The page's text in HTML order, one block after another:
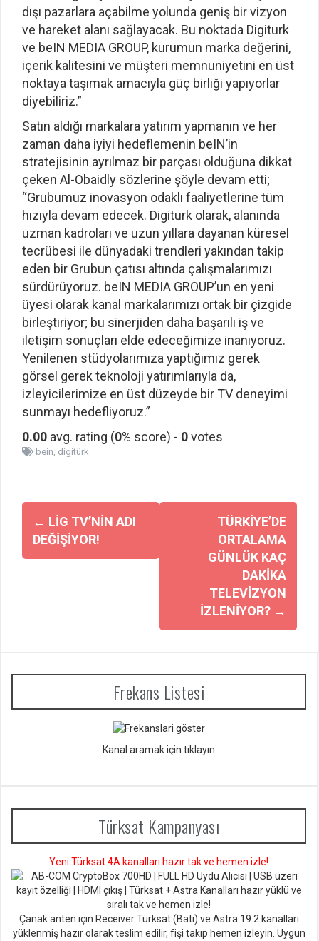
dışı pazarlara açabilme yolunda geniş bir vizyon
ve hareket alanı sağlayacak. Bu noktada Digiturk
ve beIN MEDIA GROUP, kurumun marka değerini,
içerik kalitesini ve müşteri memnuniyetini en üst
noktaya taşımak amacıyla güç birliği yapıyorlar
diyebiliriz.”
Satın aldığı markalara yatırım yapmanın ve her
zaman daha iyiyi hedeflemenin beIN’in
stratejisinin ayrılmaz bir parçası olduğuna dikkat
çeken Al-Obaidly sözlerine şöyle devam etti;
“Grubumuz inovasyon odaklı faaliyetlerine tüm
hızıyla devam edecek. Digiturk olarak, alanında
uzman kadroları ve uzun yıllara dayanan küresel
tecrübesi ile dünyadaki trendleri yakından takip
eden bir Grubun çatısı altında çalışmalarımızı
sürdürüyoruz. beIN MEDIA GROUP’un en yeni
üyesi olarak kanal markalarımızı ortak bir çizgide
birleştiriyor; bu sinerjiden daha başarılı iş ve
iletişim sonuçları elde edeceğimize inanıyoruz.
Yenilenen stüdyolarımıza yaptığımız gerek
görsel gerek teknoloji yatırımlarıyla da,
izleyicilerimize en üst düzeyde bir TV deneyimi
sunmayı hedefliyoruz.”
0.00 avg. rating (0% score) - 0votes
bein digitürk
Yazı
dolaşımı
← LIG TV’NIN ADI
DEĞIŞIYOR!
TÜRKIYE’DE
ORTALAMA
GÜNLÜK KAÇ
DAKIKA
TELEVIZYON
IZLENIYOR? →
Frekans Listesi
Kanal aramak için tıklayın
Türksat Kampanyası
Yeni Türksat 4A kanalları hazır tak ve hemen izle!
Çanak anten için Receiver Türksat (Batı) ve Astra 19.2 kanalları
yüklenmiş hazır olarak teslim edilir, fişi takıp hemen izleyin. Uygun